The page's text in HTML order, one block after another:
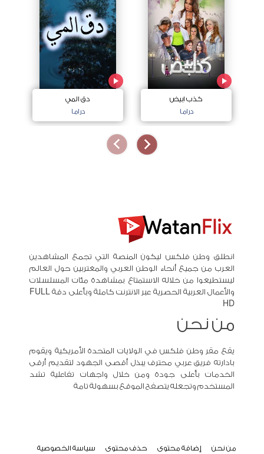
كذب ابيض
دراما
دق المي
دراما
انطلق وطن فلكس ليكون المنصة التي تجمع المشاهدين
العرب من جميع أنحاء الوطن العربي والمغتربين حول العالم
ليستطيعوا من خلاله الاستمتاع بمشاهدة مئات المسلسلات
والأعمال العربية الحصرية عبر الانترنت كاملة وبأعلى دقة FULL
HD
من نحن
يقع مقر وطن فلكس في الولايات المتحدة الأمريكية ويقوم
بادارته فريق عربي محترف يبذل أقصى الجهود لتقديم أرقى
الخدمات بأعلى جودة ومن خلال واجهات تفاعلية تشد
المستخدم وتجعله يتصفح الموقع بسهولة تامة
من نحن إضافة محتوى حذف محتوى سياسة الخصوصية